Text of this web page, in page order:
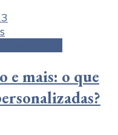
e mais: o que